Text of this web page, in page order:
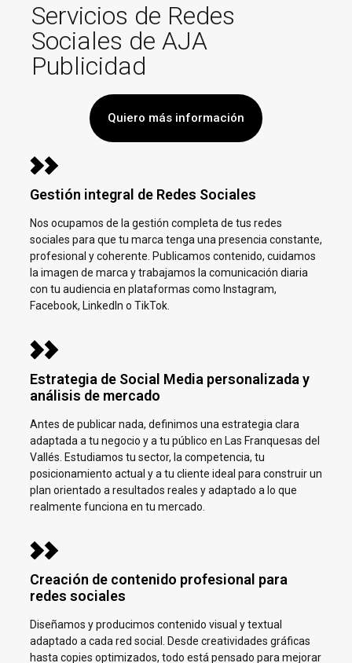
Servicios de Redes
Sociales de AJA
Publicidad
Quiero más información
Gestión integral de Redes Sociales
Nos ocupamos de la gestión completa de tus redes
sociales para que tu marca tenga una presencia constante,
profesional y coherente. Publicamos contenido, cuidamos
la imagen de marca y trabajamos la comunicación diaria
con tu audiencia en plataformas como Instagram,
Facebook, LinkedIn o TikTok.
Estrategia de Social Media personalizada y
análisis de mercado
Antes de publicar nada, definimos una estrategia clara
adaptada a tu negocio y a tu público en Las Franquesas del
Vallés. Estudiamos tu sector, la competencia, tu
posicionamiento actual y a tu cliente ideal para construir un
plan orientado a resultados reales y adaptado a lo que
realmente funciona en tu mercado.
Creación de contenido profesional para
redes sociales
Diseñamos y producimos contenido visual y textual
adaptado a cada red social. Desde creatividades gráficas
hasta copies optimizados, todo está pensado para mejorar